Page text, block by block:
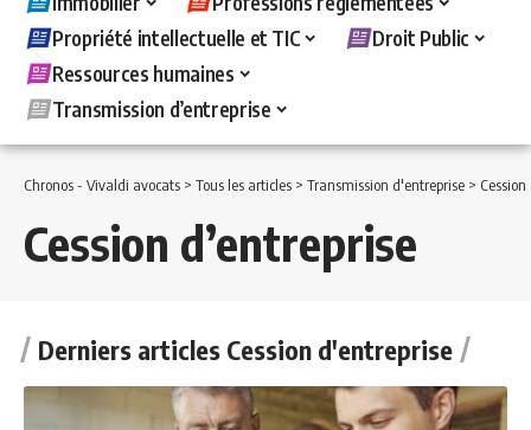
Propriété intellectuelle et TIC
Droit Public
Ressources humaines
Transmission d’entreprise
Chronos - Vivaldi avocats > Tous les articles > Transmission d'entreprise >
Cession d’entreprise
Derniers articles Cession d'entreprise